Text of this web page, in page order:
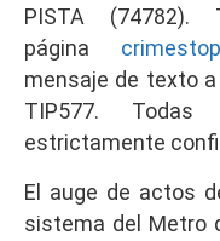
PISTA
página
mensaje de texto a
TIP577. Todas
estrictamente
El auge de actos
sistema del Metro